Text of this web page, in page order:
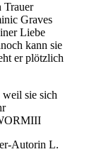
Trauer
Graves
Liebe
kann sie
er plötzlich
weil sie sich
Autorin L.